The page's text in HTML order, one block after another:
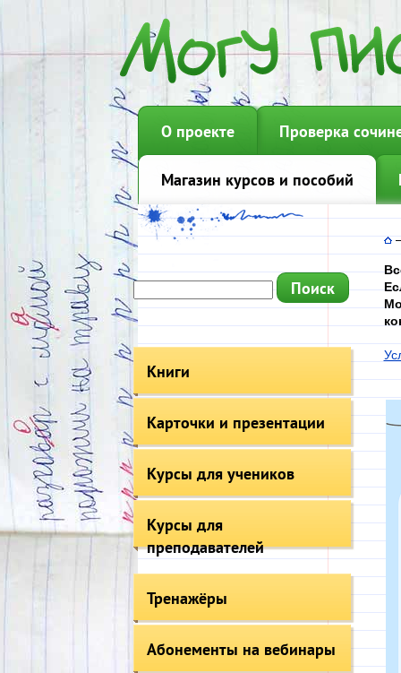
О проекте Проверка
Магазин курсов и пособий
Книги
Карточки и презентации
Курсы для учеников
Курсы для
преподавателей
Тренажёры
Абонементы на вебинары